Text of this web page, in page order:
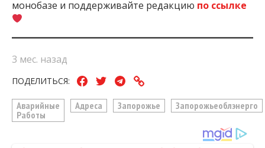
монобазе и поддерживайте редакцию по ссылке
3 мес. назад
ПОДЕЛИТЬСЯ:
Аварийные
Работы
Адреса Запорожье Запорожьеоблэнерго